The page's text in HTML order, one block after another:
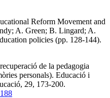
Reform Movement and
A. Green; B. Lingard; A.
policies (pp. 128-144).
de la pedagogia
personals). Educació i
29, 173-200.